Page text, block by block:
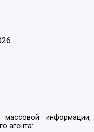
информации,
агента: